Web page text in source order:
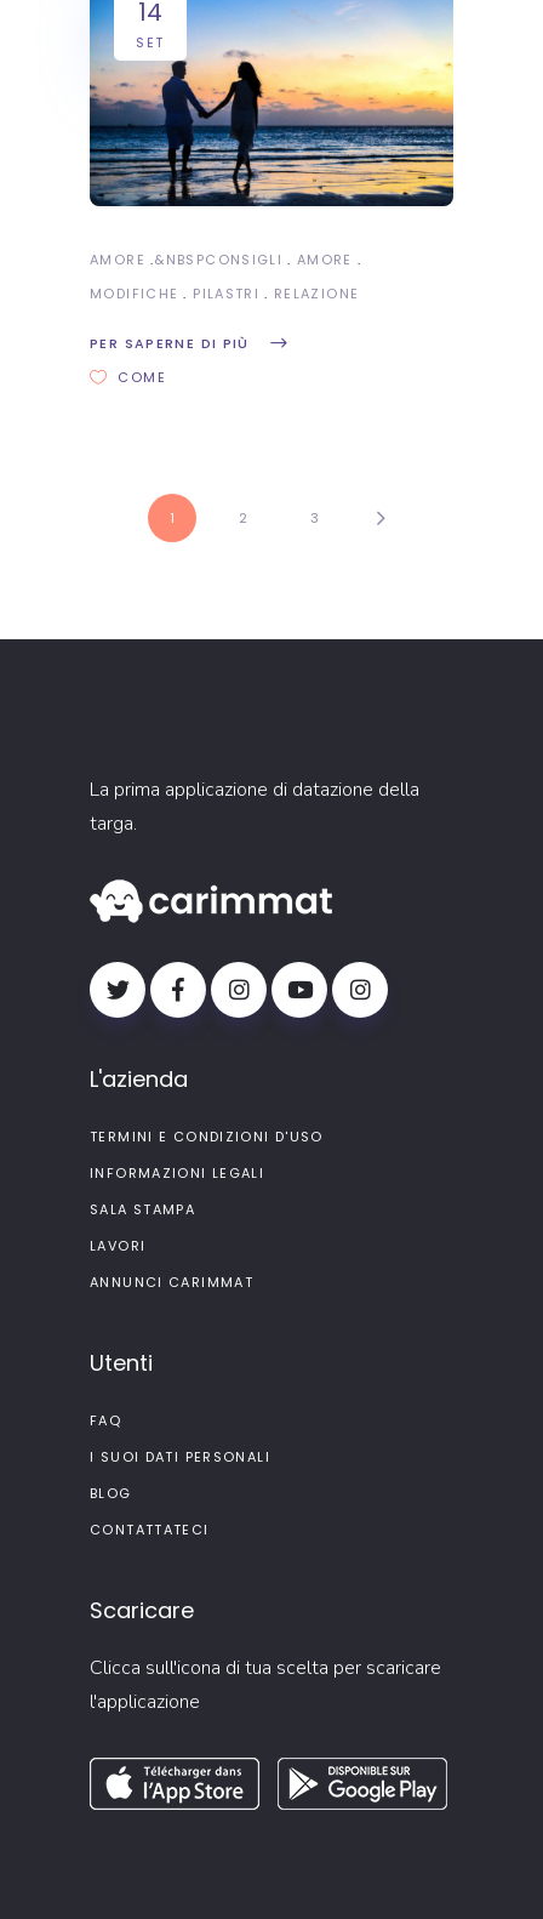
14
SET
AMORE &NBSPCONSIGLI
AMORE
MODIFICHE
PILASTRI RELAZIONE
PER SAPERNE DI PIÙ
COME
1 2 3
La prima applicazione di datazione della
targa.
L'azienda
TERMINI E CONDIZIONI D'USO
INFORMAZIONI LEGALI
SALA STAMPA
LAVORI
ANNUNCI CARIMMAT
Utenti
FAQ
I SUOI DATI PERSONALI
BLOG
CONTATTATECI
Scaricare
Clicca sull'icona di tua scelta per scaricare
l'applicazione